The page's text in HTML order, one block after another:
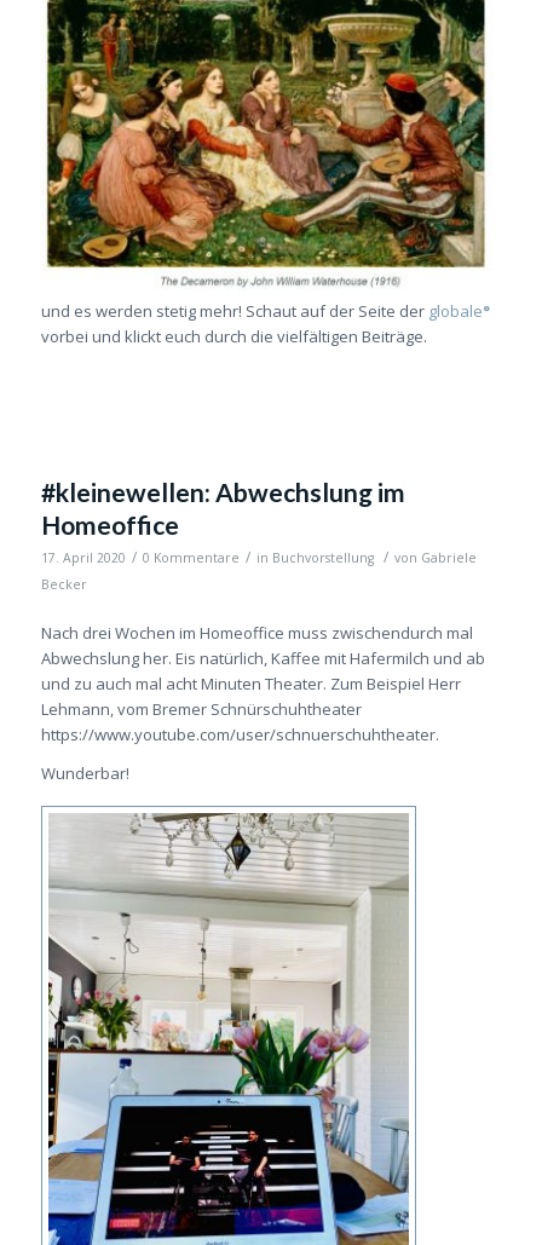
und es werden stetig mehr! Schaut auf der Seite der globale°
vorbei und klickt euch durch die vielfältigen Beiträge.
#kleinewellen: Abwechslung im
Homeoffice
17. April 2020 / 0 Kommentare / in Buchvorstellung / von Gabriele
Becker
Nach drei Wochen im Homeoffice muss zwischendurch mal
Abwechslung her. Eis natürlich, Kaffee mit Hafermilch und ab
und zu auch mal acht Minuten Theater. Zum Beispiel Herr
Lehmann, vom Bremer Schnürschuhtheater
https://www.youtube.com/user/schnuerschuhtheater.
Wunderbar!